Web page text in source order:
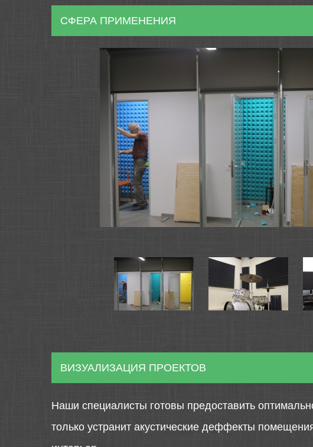
СФЕРА ПРИМЕНЕНИЯ
ВИЗУАЛИЗАЦИЯ ПРОЕКТОВ
Наши специалисты готовы предоставить
только устранит акустические деффекты